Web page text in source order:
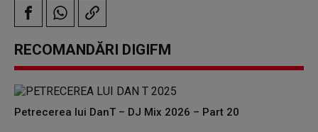
RECOMANDĂRI DIGIFM
Petrecerea lui DanT – DJ Mix 2026 – Part 20